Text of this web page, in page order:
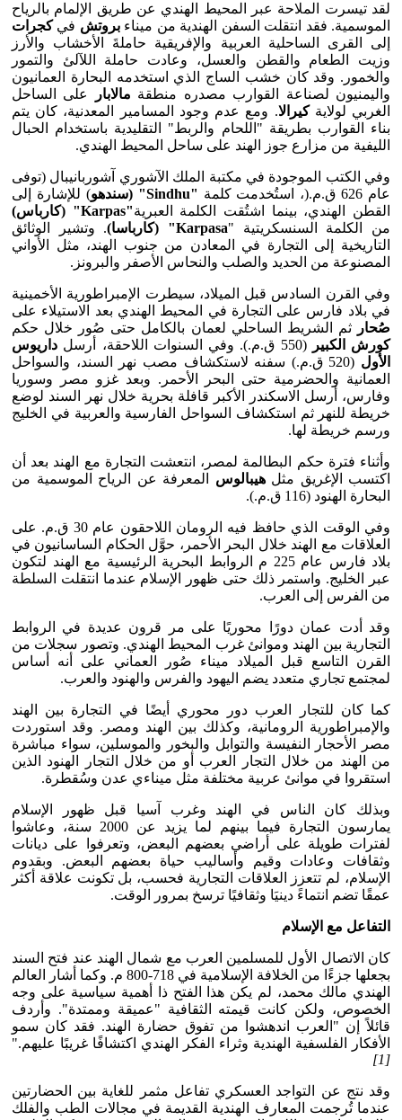
لقد تيسرت الملاحة عبر المحيط الهندي عن طريق الإلمام بالرياح
الموسمية. فقد انتقلت السفن الهندية من ميناءبروتش فيكجرات
إلى القرى الساحلية العربية والإفريقية حاملةَ الأخشاب والأرز
وزيت الطعام والقطن والعسل، وعادت حاملة اللآلئ والتمور
والخمور. وقد كان خشب الساج الذي استخدمه البحارة العمانيون
واليمنيون لصناعة القوارب مصدره منطقة مالابار
على الساحل
الغربي لولايةكيرالا. ومع عدم وجود المسامير المعدنية، كان يتم
بناء القوارب بطريقة "اللحام والربط" التقليدية باستخدام الحبال
الليفية من مزارع جوز الهند على ساحل المحيط الهندي.
وفي الكتب الموجودة في مكتبة الملك الآشوري آشوربانيبال (توفى
عام 626 ق.م.(، استُخدمت كلمة
"
Sindhu" (سندهو) للإشارة إلى
القطن الهندي، بينما اشتُقت الكلمة العبرية"
Karpas
" (كارباس)
من الكلمة السنسكريتية "Karpasa" (كارباسا). وتشير الوثائق
التاريخية إلى التجارة في المعادن من جنوب الهند، مثل الأواني
المصنوعة من الحديد والصلب والنحاس الأصفر والبرونز.
وفي القرن السادس قبل الميلاد، سيطرت الإمبراطورية الأخمينية
في بلاد فارس على التجارة في المحيط الهندي بعد الاستيلاء على
صُحار ثم الشريط الساحلي لعمان بالكامل حتى صُور خلال حكم
كورش الكبير (550 ق.م.). وفي السنوات اللاحقة، أرسل
داريوس
الأول
(520 ق.م.) سفنه لاستكشاف مصب نهر السند، والسواحل
العمانية والحضرمية حتى البحر الأحمر. وبعد غزو مصر وسوريا
وفارس، أرسل الاسكندر الأكبر قافلة بحرية خلال نهر السند لوضع
خريطة للنهر ثم استكشاف السواحل الفارسية والعربية في الخليج
ورسم خريطة لها.
وأثناء فترة حكم البطالمة لمصر، انتعشت التجارة مع الهند بعد أن
اكتسب الإغريق مثل هيبالوس المعرفة عن الرياح الموسمية من
البحارة الهنود (116 ق.م.).
وفي الوقت الذي حافظ فيه الرومان اللاحقون عام 30 ق.م. على
العلاقات مع الهند خلال البحر الأحمر، حوَّل الحكام الساسانيون في
بلاد فارس عام 225 م الروابط البحرية الرئيسية مع الهند لتكون
عبر الخليج. واستمر ذلك حتى ظهور الإسلام عندما انتقلت السلطة
من الفرس إلى العرب.
وقد أدت عمان دورًا محوريًا على مر قرون عديدة في الروابط
التجارية بين الهند وموانئ غرب المحيط الهندي. وتصور سجلات من
القرن التاسع قبل الميلاد ميناء صُور العماني على أنه أساس
لمجتمع تجاري متعدد يضم اليهود والفرس والهنود والعرب.
كما كان للتجار العرب دور محوري أيضًا في التجارة بين الهند
والإمبراطورية الرومانية، وكذلك بين الهند ومصر. وقد استوردت
مصر الأحجار النفيسة والتوابل والبخور والموسلين، سواء مباشرة
من الهند من خلال التجار العرب أو من خلال التجار الهنود الذين
استقروا في موانئ عربية مختلفة مثل ميناءي عدن وسُقطرة.
وبذلك كان الناس في الهند وغرب آسيا قبل ظهور الإسلام
يمارسون التجارة فيما بينهم لما يزيد عن 2000 سنة، وعاشوا
لفترات طويلة على أراضي بعضهم البعض، وتعرفوا على ديانات
وثقافات وعادات وقيم وأساليب حياة بعضهم البعض. وبقدوم
الإسلام، لم تتعزز العلاقات التجارية فحسب، بل تكونت علاقة أكثر
عمقًا تضم انتماءً دينيَا وثقافيًا ترسخ بمرور الوقت.
التفاعل مع الإسلام
كان الاتصال الأول للمسلمين العرب مع شمال الهند عند فتح السند
بجعلها جزءًا من الخلافة الإسلامية في 718-800 م. وكما أشار العالم
الهندي مالك محمد، لم يكن هذا الفتح ذا أهمية سياسية على وجه
الخصوص، ولكن كانت قيمته الثقافية "عميقة وممتدة". وأردف
قائلاً إن "العرب اندهشوا من تفوق حضارة الهند. فقد كان سمو
الأفكار الفلسفية الهندية وثراء الفكر الهندي اكتشافًا غريبًا عليهم."
[1]
وقد نتج عن التواجد العسكري تفاعل مثمر للغاية بين الحضارتين
عندما تُرجمت المعارف الهندية القديمة في مجالات الطب والفلك